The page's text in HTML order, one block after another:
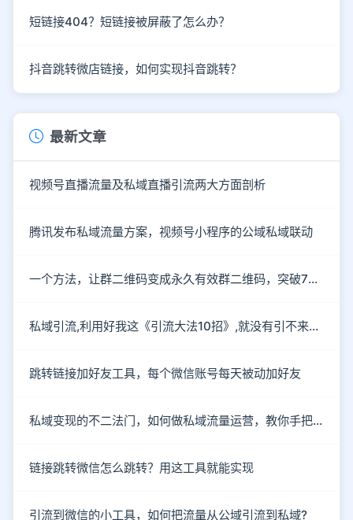
短链接404？短链接被屏蔽了怎么办？
抖音跳转微店链接，如何实现抖音跳转？
最新文章
视频号直播流量及私域直播引流两大方面剖析
腾讯发布私域流量方案，视频号小程序的公域私域联动
一个方法，让群二维码变成永久有效群二维码，突破7天的限制
私域引流,利用好我这《引流大法10招》,就没有引不来的流量!
跳转链接加好友工具，每个微信账号每天被动加好友
私域变现的不二法门，如何做私域流量运营，教你手把手入行
链接跳转微信怎么跳转？用这工具就能实现
引流到微信的小工具，如何把流量从公域引流到私域?